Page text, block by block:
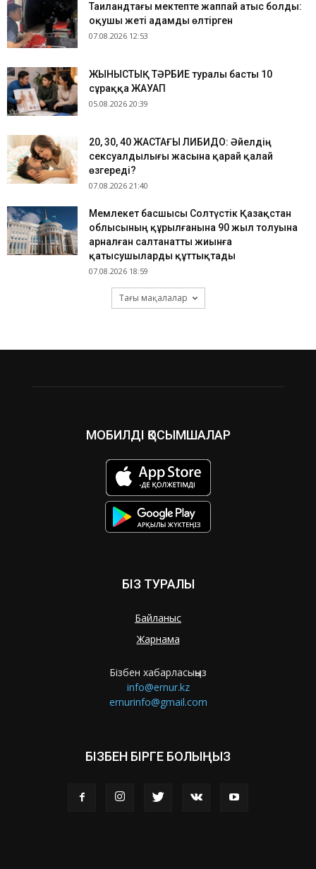
Таиландтағы мектепте жаппай атыс болды:
оқушы жеті адамды өлтірген
07.08.2026 12:53
ЖЫНЫСТЫҚ ТӘРБИЕ туралы басты 10
сұраққа ЖАУАП
05.08.2026 20:39
​20, 30, 40 ЖАСТАҒЫ ЛИБИДО: Әйелдің
сексуалдылығы жасына қарай қалай
өзгереді?
07.08.2026 21:40
Мемлекет басшысы Солтүстік Қазақстан
облысының құрылғанына 90 жыл толуына
арналған салтанатты жиынға
қатысушыларды құттықтады
07.08.2026 18:59
Тағы мақалалар
МОБИЛДІ ҚОСЫМШАЛАР
БІЗ ТУРАЛЫ
Байланыс
Жарнама
Бізбен хабарласыңыз
info@ernur.kz
ernurinfo@gmail.com
БІЗБЕН БІРГЕ БОЛЫҢЫЗ